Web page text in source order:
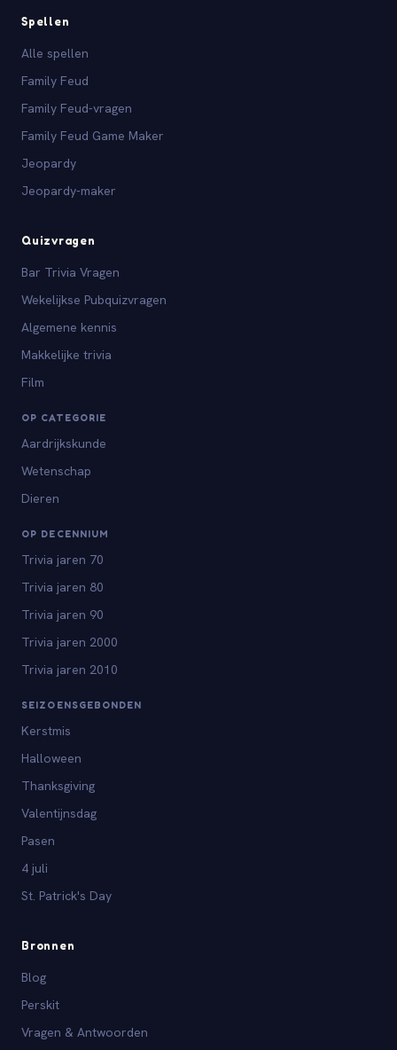
Spellen
Alle spellen
Family Feud
Family Feud-vragen
Family Feud Game Maker
Jeopardy
Jeopardy-maker
Quizvragen
Bar Trivia Vragen
Wekelijkse Pubquizvragen
Algemene kennis
Makkelijke trivia
Film
OP CATEGORIE
Aardrijkskunde
Wetenschap
Dieren
OP DECENNIUM
Trivia jaren 70
Trivia jaren 80
Trivia jaren 90
Trivia jaren 2000
Trivia jaren 2010
SEIZOENSGEBONDEN
Kerstmis
Halloween
Thanksgiving
Valentijnsdag
Pasen
4 juli
St. Patrick's Day
Bronnen
Blog
Perskit
Vragen & Antwoorden